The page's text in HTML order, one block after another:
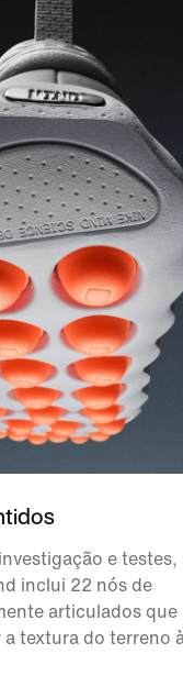
e testes,
inclui 22 nós de
articulados que
textura do terreno